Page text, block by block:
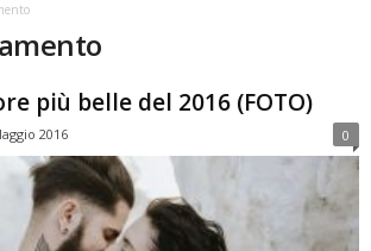
più belle del 2016 (FOTO)
2016 0